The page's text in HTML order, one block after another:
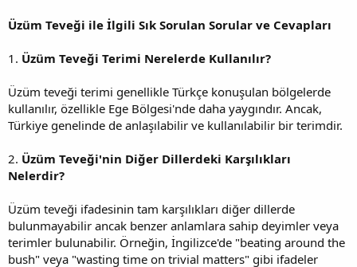
Üzüm Teveği ile İlgili Sık Sorulan Sorular ve Cevapları
1. Üzüm Teveği Terimi Nerelerde Kullanılır?
Üzüm teveği terimi genellikle Türkçe konuşulan bölgelerde
kullanılır, özellikle Ege Bölgesi'nde daha yaygındır. Ancak,
Türkiye genelinde de anlaşılabilir ve kullanılabilir bir terimdir.
2. Üzüm Teveği'nin Diğer Dillerdeki Karşılıkları
Nelerdir?
Üzüm teveği ifadesinin tam karşılıkları diğer dillerde
bulunmayabilir ancak benzer anlamlara sahip deyimler veya
terimler bulunabilir. Örneğin, İngilizce'de "beating around the
bush" veya "wasting time on trivial matters" gibi ifadeler